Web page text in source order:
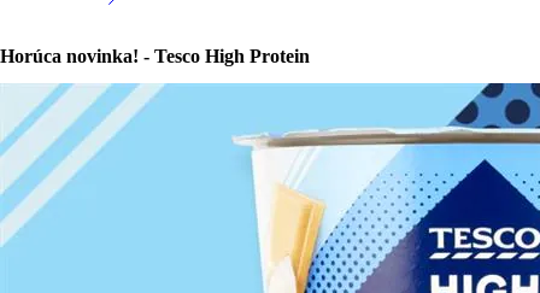
Horúca novinka! - Tesco High Protein